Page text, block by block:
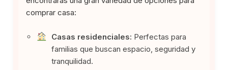
comprar casa:
Casas residenciales: Perfectas para
familias que buscan espacio, seguridad y
tranquilidad.